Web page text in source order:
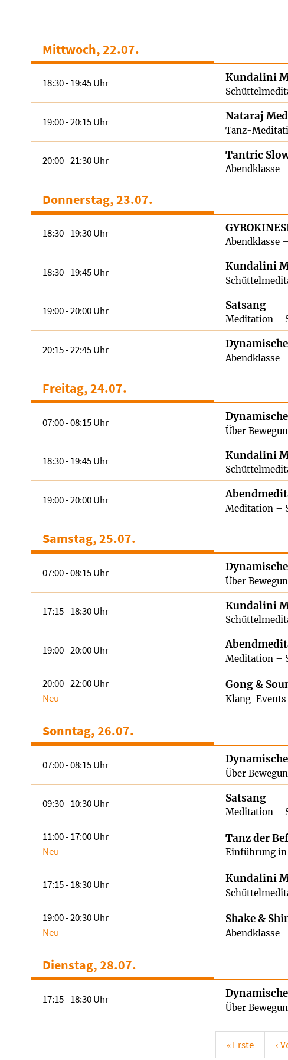
Mittwoch, 22.07.
18:30 - 19:45 Uhr Kundalini
19:00 - 20:15 Uhr Nataraj
Tanz-
20:00 - 21:30 Uhr Tantric
Abendklasse
Donnerstag, 23.07.
18:30 - 19:30 Uhr
Abendklasse
18:30 - 19:45 Uhr Kundalini
19:00 - 20:00 Uhr Satsang
Meditation –
20:15 - 22:45 Uhr
Abendklasse
Freitag, 24.07.
07:00 - 08:15 Uhr
Über
18:30 - 19:45 Uhr Kundalini
19:00 - 20:00 Uhr
Meditation –
Samstag, 25.07.
07:00 - 08:15 Uhr
Über
17:15 - 18:30 Uhr Kundalini
19:00 - 20:00 Uhr
Meditation –
20:00 - 22:00 Uhr
Neu
Gong &
Klang-
Sonntag, 26.07.
07:00 - 08:15 Uhr
Über
09:30 - 10:30 Uhr Satsang
Meditation –
11:00 - 17:00 Uhr
Neu
Tanz der
Einführung in
17:15 - 18:30 Uhr Kundalini
19:00 - 20:30 Uhr
Neu
Shake &
Abendklasse
Dienstag, 28.07.
17:15 - 18:30 Uhr
Über
« Erste ‹